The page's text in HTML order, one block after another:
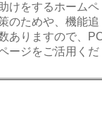
けをするホームペ
のためや、機能追
ありますので、
ージをご活用くだ